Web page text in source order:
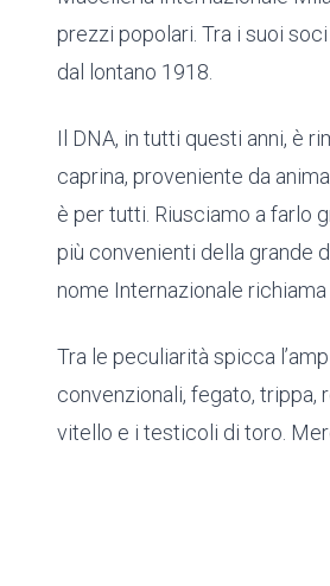
prezzi popolari. Tra i suoi
dal lontano 1918.
Il DNA, in tutti questi anni, è
caprina, proveniente da
è per tutti. Riusciamo a farlo
più convenienti della grande
nome Internazionale
Tra le peculiarità spicca
convenzionali, fegato, trippa,
vitello e i testicoli di toro.